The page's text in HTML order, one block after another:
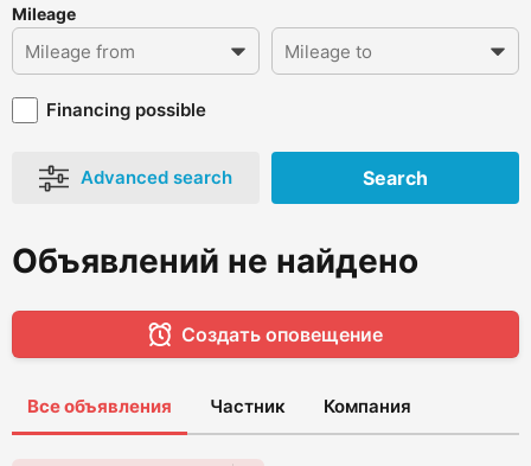
Mileage
Financing possible
Advanced search Search
Объявлений не найдено
Создать оповещение
Все объявления Частник Компания